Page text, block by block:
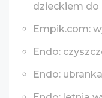
dzieckiem do
Empik.com:
Endo:
Endo: